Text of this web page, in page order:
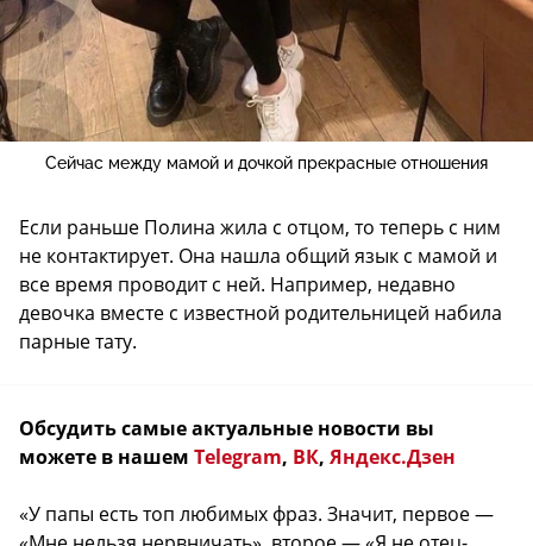
Сейчас между мамой и дочкой прекрасные отношения
Если раньше Полина жила с отцом, то теперь с ним
не контактирует. Она нашла общий язык с мамой и
все время проводит с ней. Например, недавно
девочка вместе с известной родительницей набила
парные тату.
Обсудить самые актуальные новости вы
можете в нашем Telegram, ВК, Яндекс.Дзен
«У папы есть топ любимых фраз. Значит, первое —